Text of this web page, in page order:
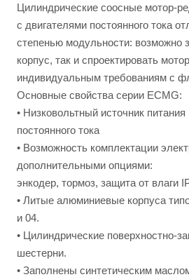
Цилиндрические соосные мотор-
c двигателями постоянного тока
степенью модульности: возможно
корпус, так и спроектировать
индивидуальным требованиям с
Основные свойства серии ЕСМG:
• Низковольтный источник
постоянного тока
• Возможность комплектации
дополнительными опциями:
энкодер, тормоз, защита от влаги
• Литые алюминиевые корпуса
и 04.
• Цилиндрические поверхностно-
шестерни.
• Заполнены синтетическим